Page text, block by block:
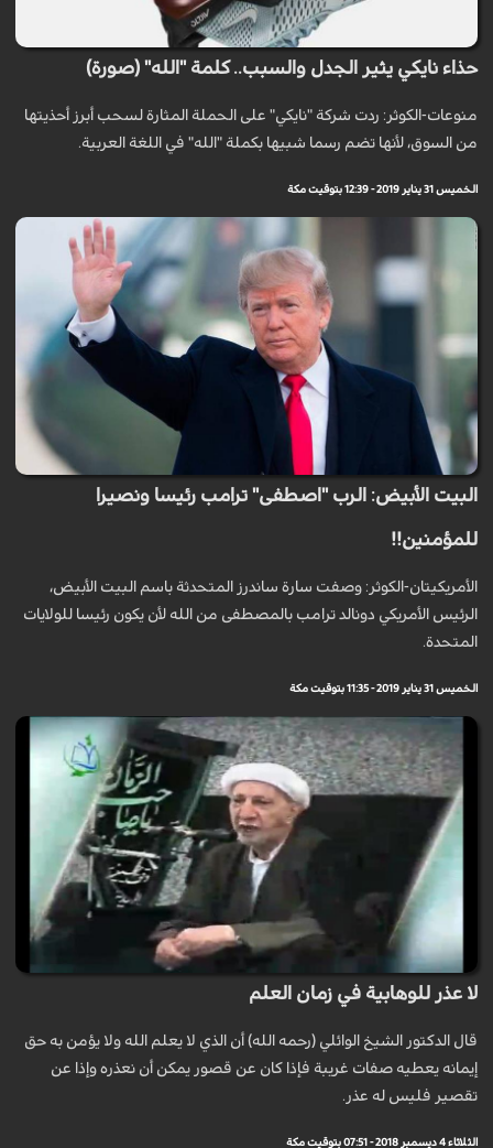
حذاء نايكي يثير الجدل والسبب.. كلمة "الله" (صورة)
منوعات-الكوثر: ردت شركة "نايكي" على الحملة المثارة لسحب أبرز أحذيتها
من السوق، لأنها تضم رسما شبيها بكملة "الله" في اللغة العربية.
الخميس 31 يناير 2019 - 12:39 بتوقيت مكة
البيت الأبيض: الرب "اصطفى" ترامب رئيسا ونصيرا
للمؤمنين!!
الأمريكيتان-الكوثر: وصفت سارة ساندرز المتحدثة باسم البيت الأبيض،
الرئيس الأمريكي دونالد ترامب بالمصطفى من الله لأن يكون رئيسا للولايات
المتحدة.
الخميس 31 يناير 2019 - 11:35 بتوقيت مكة
لا عذر للوهابية في زمان العلم
قال الدكتور الشيخ الوائلي (رحمه الله) أن الذي لا يعلم الله ولا يؤمن به حق
إيمانه يعطيه صفات غريبة فإذا كان عن قصور يمكن أن نعذره وإذا عن
تقصير فليس له عذر.
الثلاثاء 4 ديسمبر 2018 - 07:51 بتوقيت مكة